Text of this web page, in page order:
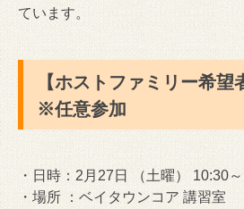
ています。
【ホストファミリー希望
※任意参加
・日時：2月27日 （土曜） 10:30
・場所 ：ベイタウンコア 講習室